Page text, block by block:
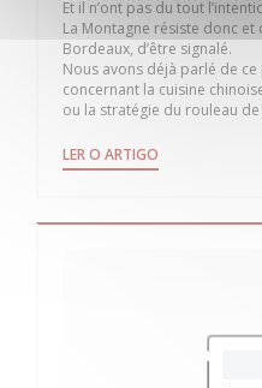
Et il n’ont pas du tout
La Montagne résiste donc et
Bordeaux, d’être signalé.
Nous avons déjà parlé de
concernant la cuisine
ou la stratégie du rouleau
LER O ARTIGO